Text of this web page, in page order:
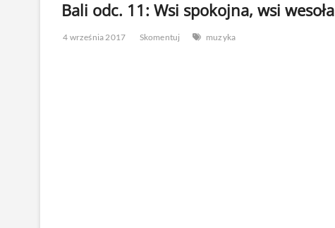
Bali odc. 11: Wsi spokojna, wsi wesoła
4 września 2017 Skomentuj muzyka